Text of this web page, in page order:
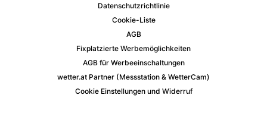
Datenschutzrichtlinie
Cookie-Liste
AGB
Fixplatzierte Werbemöglichkeiten
AGB für Werbeeinschaltungen
wetter.at Partner (Messstation & WetterCam)
Cookie Einstellungen und Widerruf